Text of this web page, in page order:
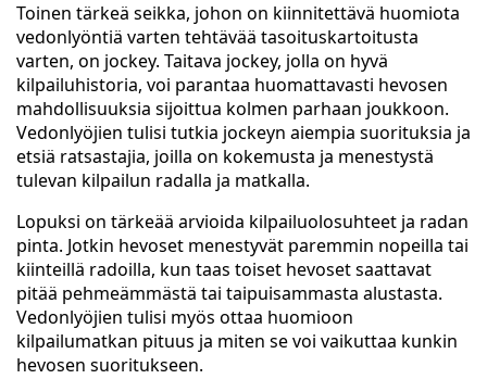
Toinen tärkeä seikka, johon on kiinnitettävä huomiota
vedonlyöntiä varten tehtävää tasoituskartoitusta
varten, on jockey. Taitava jockey, jolla on hyvä
kilpailuhistoria, voi parantaa huomattavasti hevosen
mahdollisuuksia sijoittua kolmen parhaan joukkoon.
Vedonlyöjien tulisi tutkia jockeyn aiempia suorituksia ja
etsiä ratsastajia, joilla on kokemusta ja menestystä
tulevan kilpailun radalla ja matkalla.
Lopuksi on tärkeää arvioida kilpailuolosuhteet ja radan
pinta. Jotkin hevoset menestyvät paremmin nopeilla tai
kiinteillä radoilla, kun taas toiset hevoset saattavat
pitää pehmeämmästä tai taipuisammasta alustasta.
Vedonlyöjien tulisi myös ottaa huomioon
kilpailumatkan pituus ja miten se voi vaikuttaa kunkin
hevosen suoritukseen.